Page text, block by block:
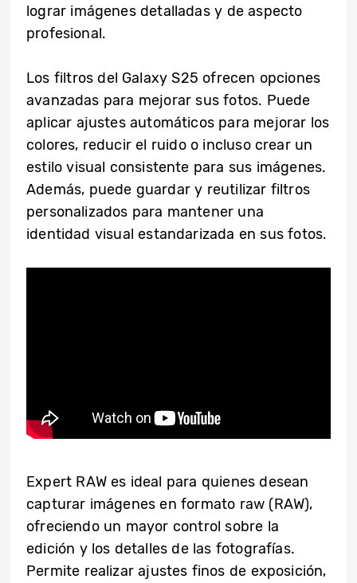
lograr imágenes detalladas y de aspecto
profesional.
Los filtros del Galaxy S25 ofrecen opciones
avanzadas para mejorar sus fotos. Puede
aplicar ajustes automáticos para mejorar los
colores, reducir el ruido o incluso crear un
estilo visual consistente para sus imágenes.
Además, puede guardar y reutilizar filtros
personalizados para mantener una
identidad visual estandarizada en sus fotos.
Expert RAW es ideal para quienes desean
capturar imágenes en formato raw (RAW),
ofreciendo un mayor control sobre la
edición y los detalles de las fotografías.
Permite realizar ajustes finos de exposición,